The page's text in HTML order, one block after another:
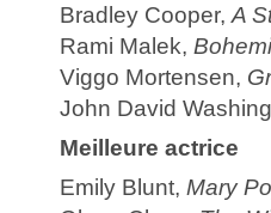
Bradley Cooper, A
Rami Malek,
Viggo Mortensen,
John David
Meilleure actrice
Emily Blunt, Mary